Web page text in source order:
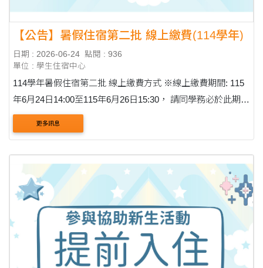
【公告】暑假住宿第二批 線上繳費(114學年)
日期 : 2026-06-24 點閱 : 936
單位 : 學生住宿中心
114學年暑假住宿第二批 線上繳費方式 ※線上繳費期間: 115
年6月24日14:00至115年6月26日15:30， 請同學務必於此期限
內進行繳費。 步驟一:進入學生資訊系統最上方的欄位點選繳
更多訊息